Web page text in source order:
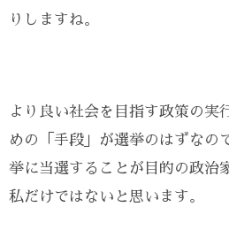
りしますね。
より良い社会を目指す政策の実
めの「手段」が選挙のはずなの
挙に当選することが目的の政治
私だけではないと思います。